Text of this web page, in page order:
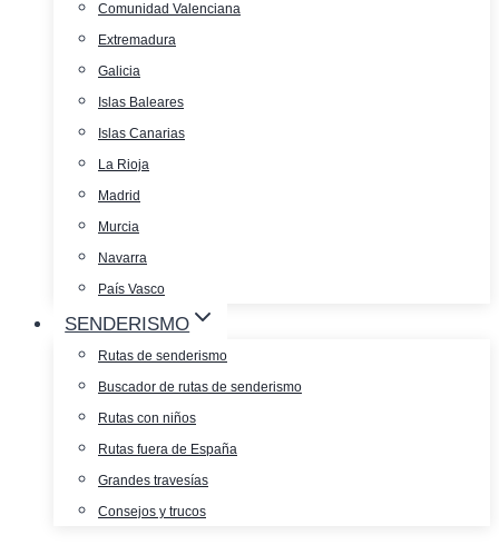
Comunidad Valenciana
Extremadura
Galicia
Islas Baleares
Islas Canarias
La Rioja
Madrid
Murcia
Navarra
País Vasco
SENDERISMO
Rutas de senderismo
Buscador de rutas de senderismo
Rutas con niños
Rutas fuera de España
Grandes travesías
Consejos y trucos